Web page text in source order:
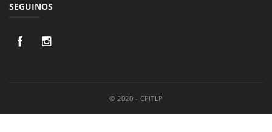
SEGUINOS
© 2020 - CPITLP